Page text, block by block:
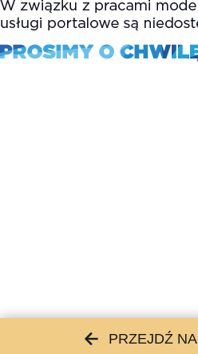
PRZEJDŹ NA